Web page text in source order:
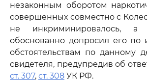
незаконным оборотом
совершенных совместно с
не инкриминировалось, а
обоснованно допросил его по
обстоятельствам по данному
свидетеля, предупредив об
ст. 307, ст. 308 УК РФ.